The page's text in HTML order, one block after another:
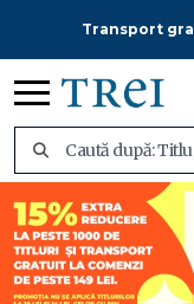
Transport